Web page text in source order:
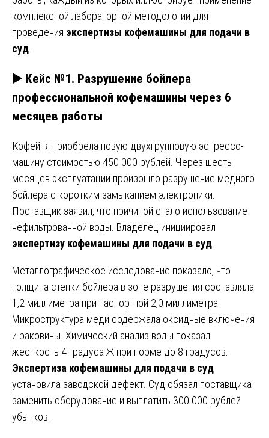
комплексной лабораторной методологии для
проведения экспертизы кофемашины для подачи в
суд
▶️ Кейс №1. Разрушение бойлера
профессиональной кофемашины через 6
месяцев работы
Кофейня приобрела новую двухгрупповую эспрессо-
машину стоимостью 450 000 рублей. Через шесть
месяцев эксплуатации произошло разрушение медного
бойлера с коротким замыканием электроники.
Поставщик заявил, что причиной стало использование
нефильтрованной воды. Владелец инициировал
экспертизу кофемашины для подачи в суд
Металлографическое исследование показало, что
толщина стенки бойлера в зоне разрушения составляла
1,2 миллиметра при паспортной 2,0 миллиметра.
Микроструктура меди содержала оксидные включения
и раковины. Химический анализ воды показал
жёсткость 4 градуса Ж при норме до 8 градусов.
Экспертиза кофемашины для подачи в суд
установила заводской дефект. Суд обязал поставщика
заменить оборудование и выплатить 300 000 рублей
убытков.